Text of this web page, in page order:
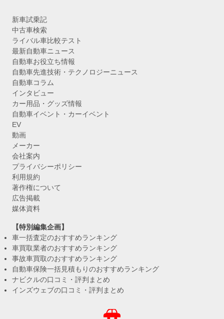
新車試乗記
中古車検索
ライバル車比較テスト
最新自動車ニュース
自動車お役立ち情報
自動車先進技術・テクノロジーニュース
自動車コラム
インタビュー
カー用品・グッズ情報
自動車イベント・カーイベント
EV
動画
メーカー
会社案内
プライバシーポリシー
利用規約
著作権について
広告掲載
媒体資料
【特別編集企画】
車一括査定のおすすめランキング
車買取業者のおすすめランキング
事故車買取のおすすめランキング
自動車保険一括見積もりのおすすめランキング
ナビクルの口コミ・評判まとめ
インズウェブの口コミ・評判まとめ